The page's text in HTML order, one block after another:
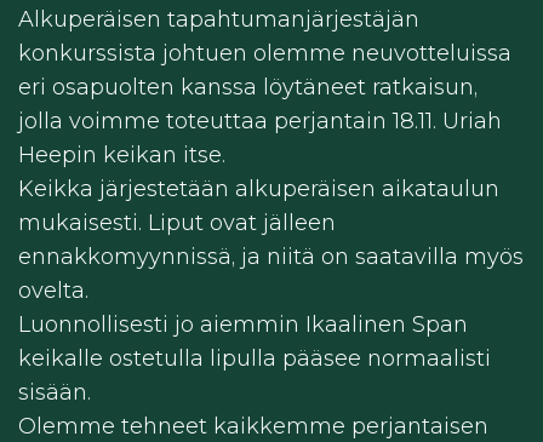
Alkuperäisen tapahtumanjärjestäjän
konkurssista johtuen olemme neuvotteluissa
eri osapuolten kanssa löytäneet ratkaisun,
jolla voimme toteuttaa perjantain 18.11. Uriah
Heepin keikan itse.
Keikka järjestetään alkuperäisen aikataulun
mukaisesti. Liput ovat jälleen
ennakkomyynnissä, ja niitä on saatavilla myös
ovelta.
Luonnollisesti jo aiemmin Ikaalinen Span
keikalle ostetulla lipulla pääsee normaalisti
sisään.
Olemme tehneet kaikkemme perjantaisen